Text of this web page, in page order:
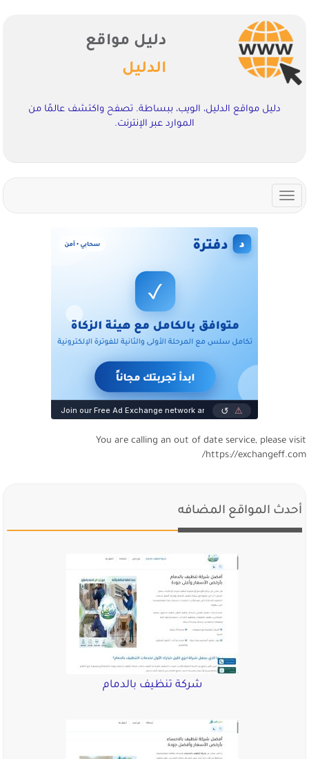
دليل مواقع
الدليل
دليل مواقع الدليل، الويب، ببساطة. تصفح واكتشف عالمًا من
الموارد عبر الإنترنت.
Toggle
navigation
You are calling an out of date service, please visit
https://exchangeff.com/
أحدث المواقع المضافه
شركة تنظيف بالدمام